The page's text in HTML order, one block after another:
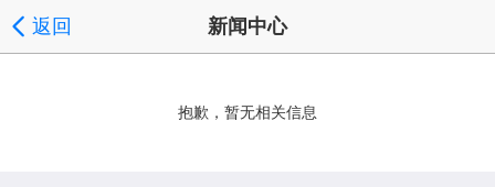
返回 新闻中心
抱歉，暂无相关信息